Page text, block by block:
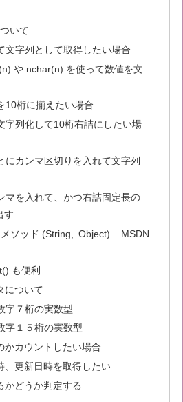
いて
文字列として取得したい場合
や nchar(n) を使って数値を文
10桁に揃えたい場合
字列化して10桁右詰にしたい場
にカンマ区切りを入れて文字列
マを入れて、かつ右詰固定長の
す
ソッド (String, Object) MSDN
も便利
について
字７桁の実数型
字１５桁の実数型
かカウントしたい場合
、更新日時を取得したい
かどうか判定する